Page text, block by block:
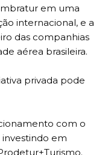
em uma
internacional, e a
das companhias
aérea brasileira.
privada pode
com o
em